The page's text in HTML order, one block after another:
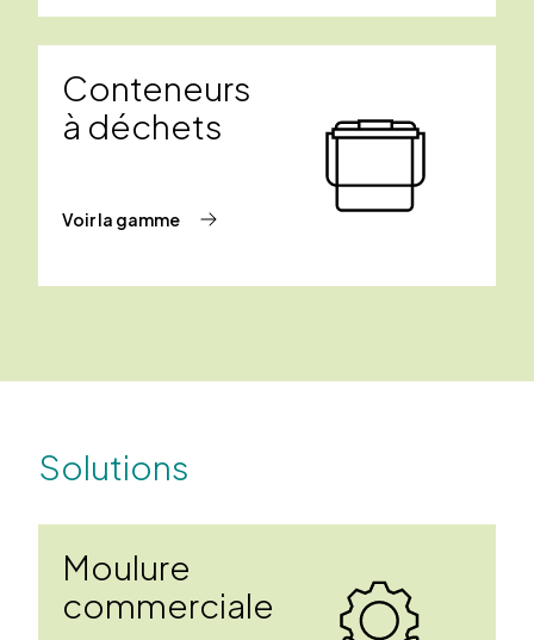
Conteneurs
à déchets
Voir la gamme
Solutions
Moulure
commerciale